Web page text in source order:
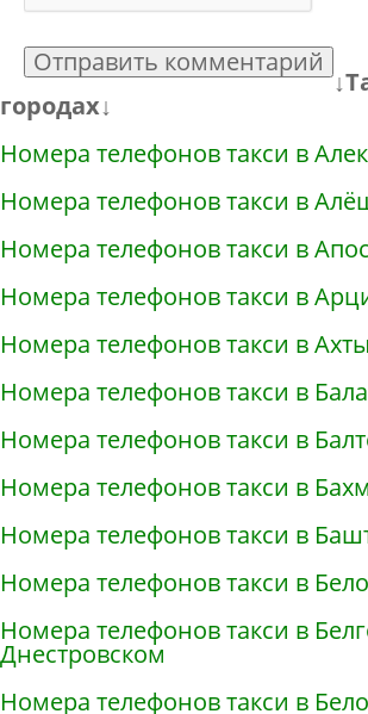
Отправить комментарий
городах↓
Номера телефонов такси в
Номера телефонов такси в
Номера телефонов такси в
Номера телефонов такси в
Номера телефонов такси в
Номера телефонов такси в
Номера телефонов такси в
Номера телефонов такси в
Номера телефонов такси в
Номера телефонов такси в
Номера телефонов такси в
Днестровском
Номера телефонов такси в